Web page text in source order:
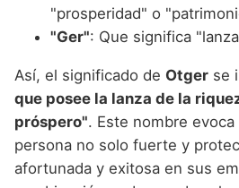
"prosperidad" o
"Ger": Que significa
Así, el significado de Otger se
que posee la lanza de la
próspero". Este nombre
persona no solo fuerte y
afortunada y exitosa en sus